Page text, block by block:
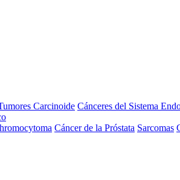
Carcinoide Cánceres del Sistema
Cáncer de la Próstata Sarcomas